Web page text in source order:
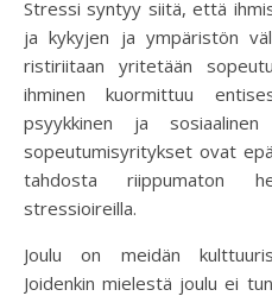
Stressi syntyy siitä, että ihmisen tarpeiden ja tavoitteiden
ja kykyjen ja ympäristön
ristiriitaan yritetään
ihminen kuormittuu
psyykkinen ja
sopeutumisyritykset ovat
tahdosta riippumaton
stressioireilla.
Joulu on meidän
Joidenkin mielestä joulu ei